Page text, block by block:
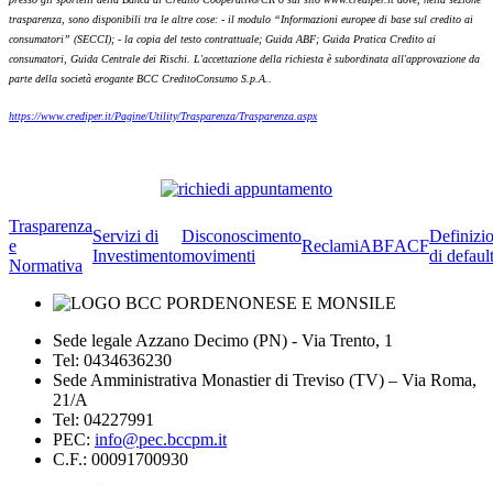
trasparenza, sono disponibili tra le altre cose: - il modulo “Informazioni europee di base sul credito ai
consumatori” (SECCI); - la copia del testo contrattuale; Guida ABF; Guida Pratica Credito ai
consumatori, Guida Centrale dei Rischi. L'accettazione della richiesta è subordinata all'approvazione da
parte della società erogante BCC CreditoConsumo S.p.A..
https://www.crediper.it/Pagine/Utility/Trasparenza/Trasparenza.aspx
Trasparenza
e
Normativa
Servizi di
Investimento
Disconoscimento
movimenti
ReclamiABFACF
di default
Sede legale Azzano Decimo (PN) - Via Trento, 1
Tel: 0434636230
Sede Amministrativa Monastier di Treviso (TV) – Via Roma,
21/A
Tel: 04227991
PEC: info@pec.bccpm.it
C.F.: 00091700930